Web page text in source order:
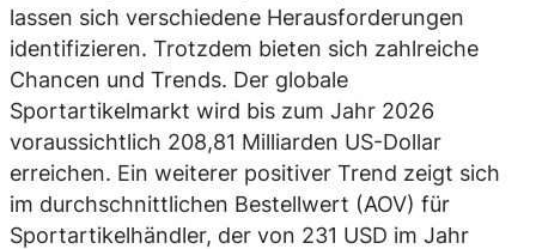
lassen sich verschiedene Herausforderungen
identifizieren. Trotzdem bieten sich zahlreiche
Chancen und Trends. Der globale
Sportartikelmarkt wird bis zum Jahr 2026
voraussichtlich 208,81 Milliarden US-Dollar
erreichen. Ein weiterer positiver Trend zeigt sich
im durchschnittlichen Bestellwert (AOV) für
Sportartikelhändler, der von 231 USD im Jahr